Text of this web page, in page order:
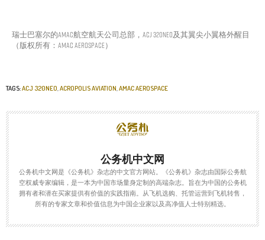
瑞士巴塞尔的AMAC航空航天公司总部，ACJ 320neo及其翼尖小翼格外醒目
（版权所有：AMAC Aerospace）
TAGS:ACJ 320NEO,ACROPOLIS AVIATION,AMAC AEROSPACE
公务机中文网
公务机中文网是《公务机》杂志的中文官方网站。《公务机》杂志由国际公务航
空权威专家编辑，是一本为中国市场量身定制的高端杂志。旨在为中国的公务机
拥有者和潜在买家提供有价值的实践指南。从飞机选购、托管运营到飞机转售，
所有的专家文章和价值信息为中国企业家以及高净值人士特别精选。